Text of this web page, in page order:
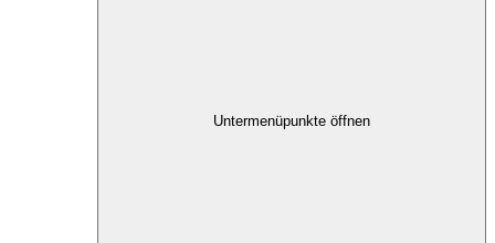
Untermenüpunkte öffnen